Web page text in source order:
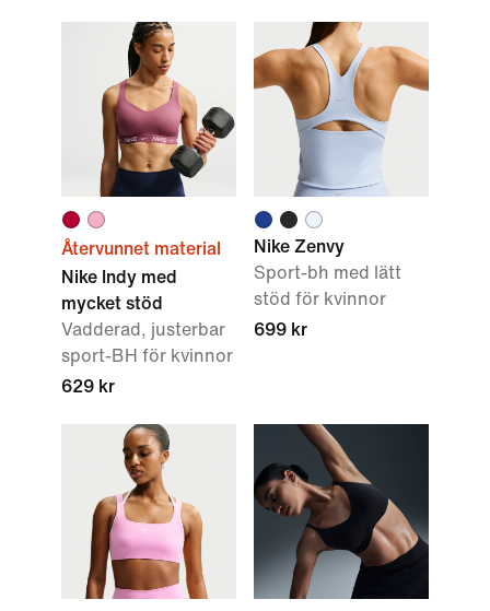
Återvunnet material
Nike Indy med
mycket stöd
Vadderad, justerbar
sport-BH för kvinnor
629 kr
Nike Zenvy
Sport-bh med lätt
stöd för kvinnor
699 kr